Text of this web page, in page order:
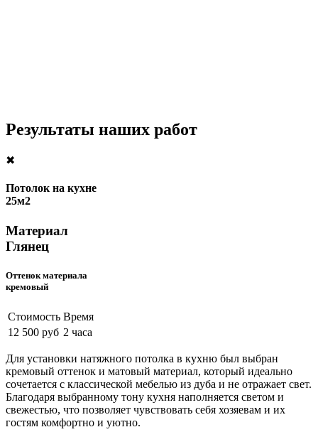
Результаты наших работ
✖
Потолок на кухне
25м2
Материал
Глянец
Оттенок материала
кремовый
Стоимость Время
12 500 руб 2 часа
Для установки натяжного потолка в кухню был выбран
кремовый оттенок и матовый материал, который идеально
сочетается с классической мебелью из дуба и не отражает свет.
Благодаря выбранному тону кухня наполняется светом и
свежестью, что позволяет чувствовать себя хозяевам и их
гостям комфортно и уютно.